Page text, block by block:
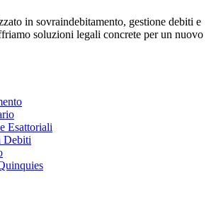
in sovraindebitamento, gestione debiti e
soluzioni legali concrete per un nuovo
Esattoriali
Debiti